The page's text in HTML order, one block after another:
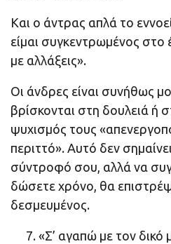
Και ο άντρας απλά το
είμαι συγκεντρωμένος στο
με αλλάξεις».
Οι άνδρες είναι συνήθως
βρίσκονται στη δουλειά ή
ψυχισμός τους
περιττό». Αυτό δεν
σύντροφό σου, αλλά να
δώσετε χρόνο, θα
δεσμευμένος.
«Σ’ αγαπώ με τον δικό